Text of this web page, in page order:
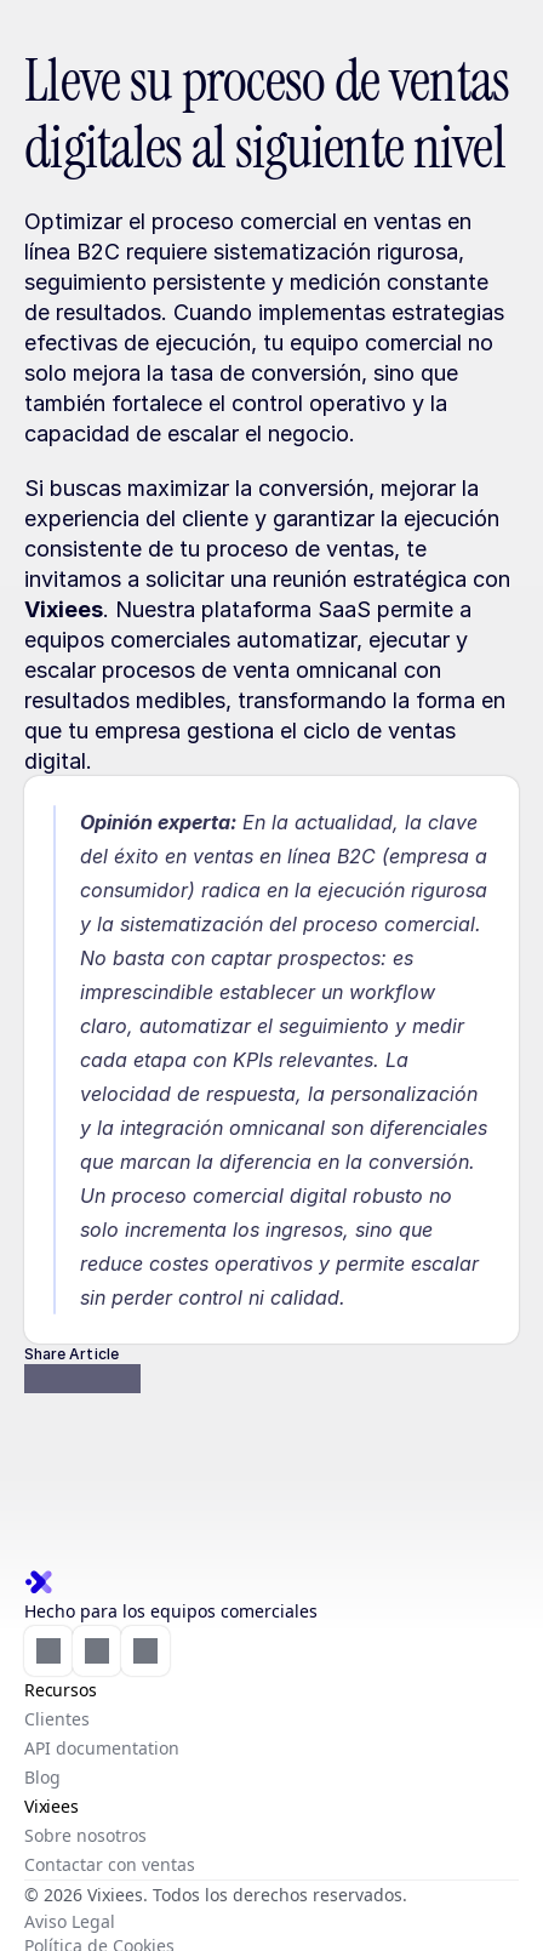
Lleve su proceso de ventas
digitales al siguiente nivel
Optimizar el proceso comercial en ventas en
línea B2C requiere sistematización rigurosa,
seguimiento persistente y medición constante
de resultados. Cuando implementas estrategias
efectivas de ejecución, tu equipo comercial no
solo mejora la tasa de conversión, sino que
también fortalece el control operativo y la
capacidad de escalar el negocio.
Si buscas maximizar la conversión, mejorar la
experiencia del cliente y garantizar la ejecución
consistente de tu proceso de ventas, te
Vixiees. Nuestra plataforma SaaS permite a
equipos comerciales automatizar, ejecutar y
escalar procesos de venta omnicanal con
resultados medibles, transformando la forma en
que tu empresa gestiona el ciclo de ventas
digital.
Opinión experta: En la actualidad, la clave
del éxito en ventas en línea B2C (empresa a
consumidor) radica en la ejecución rigurosa
y la sistematización del proceso comercial.
No basta con captar prospectos: es
imprescindible establecer un workflow
claro, automatizar el seguimiento y medir
cada etapa con KPIs relevantes. La
velocidad de respuesta, la personalización
y la integración omnicanal son diferenciales
que marcan la diferencia en la conversión.
Un proceso comercial digital robusto no
solo incrementa los ingresos, sino que
reduce costes operativos y permite escalar
sin perder control ni calidad.
Share Article
Hecho para los equipos comerciales
Recursos
Clientes
API documentation
Blog
Vixiees
Sobre nosotros
Contactar con ventas
© 2026 Vixiees. Todos los derechos reservados.
Aviso Legal
Política de Cookies